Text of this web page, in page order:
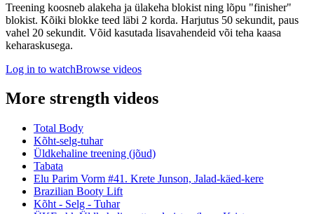
Treening koosneb alakeha ja ülakeha blokist ning lõpu "finisher"
blokist. Kõiki blokke teed läbi 2 korda. Harjutus 50 sekundit, paus
vahel 20 sekundit. Võid kasutada lisavahendeid või teha kaasa
keharaskusega.
Log in to watchBrowse videos
More strength videos
Total Body
Kõht-selg-tuhar
Üldkehaline treening (jõud)
Tabata
Elu Parim Vorm #41. Krete Junson, Jalad-käed-kere
Brazilian Booty Lift
Kõht - Selg - Tuhar